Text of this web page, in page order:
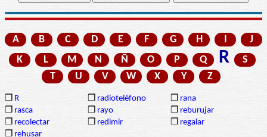
A B C D E F G H I
J
K
L M N Ñ O P Q R
S
T
U V W X Y Z
❒ R ❒ radioteléfono ❒ rana
❒ rasca ❒ rayo ❒ reburujar
❒ recolectar ❒ redimir ❒ regalar
❒ rehusar